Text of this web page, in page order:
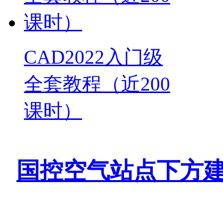
CAD2022入门级
全套教程（近200
课时）
国控空气站点下方